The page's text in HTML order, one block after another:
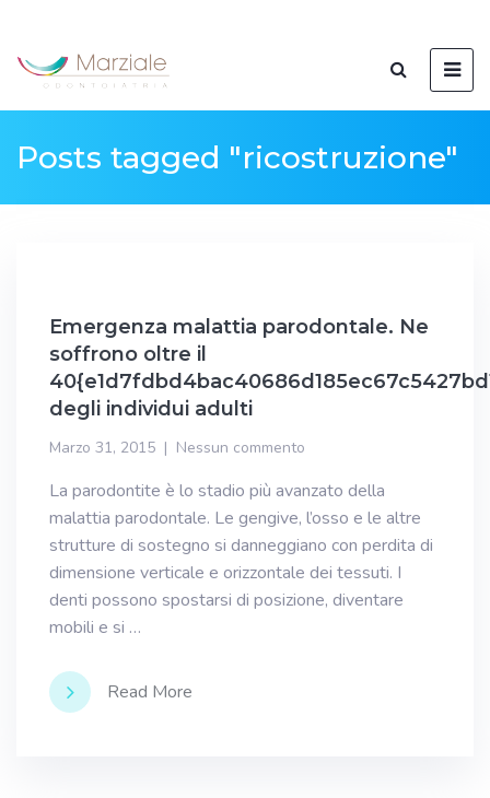
Posts tagged "ricostruzione"
Emergenza malattia parodontale. Ne
soffrono oltre il
degli individui adulti
Marzo 31, 2015 Nessun commento
La parodontite è lo stadio più avanzato della
malattia parodontale. Le gengive, l’osso e le altre
strutture di sostegno si danneggiano con perdita di
dimensione verticale e orizzontale dei tessuti. I
denti possono spostarsi di posizione, diventare
mobili e si …
Read More